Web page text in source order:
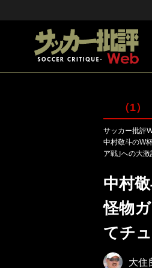
（1）
サッカー批評
中村敬斗のW
ア戦｣への大
中村
怪物
てチ
大住